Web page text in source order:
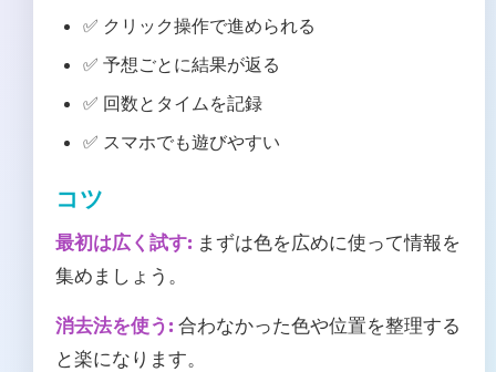
✅ クリック操作で進められる
✅ 予想ごとに結果が返る
✅ 回数とタイムを記録
✅ スマホでも遊びやすい
コツ
最初は広く試す: まずは色を広めに使って情報を
集めましょう。
消去法を使う: 合わなかった色や位置を整理する
と楽になります。